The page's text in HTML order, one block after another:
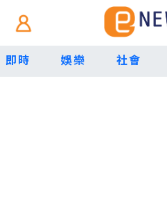
即時 娛樂 社會